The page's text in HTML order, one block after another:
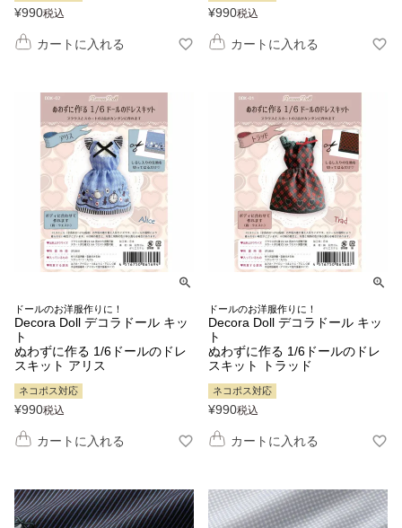
¥990税込
カートに入れる
¥990税込
カートに入れる
ドールのお洋服作りに！
Decora Doll デコラドール キッ
ト
ぬわずに作る 1/6ドールのドレ
スキット アリス
ネコポス対応
¥990税込
カートに入れる
ドールのお洋服作りに！
Decora Doll デコラドール キッ
ト
ぬわずに作る 1/6ドールのドレ
スキット トラッド
ネコポス対応
¥990税込
カートに入れる